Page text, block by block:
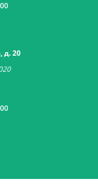
д. 20